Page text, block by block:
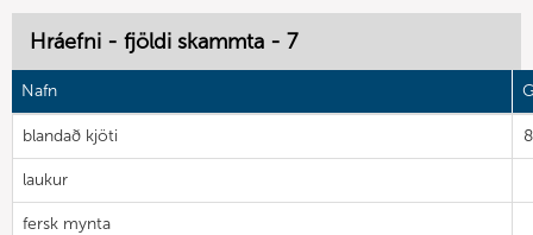
Hráefni - fjöldi skammta - 7
Nafn
blandað kjöti
laukur
fersk mynta